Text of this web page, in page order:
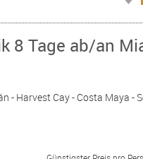
8 Tage ab/an
- Harvest Cay - Costa Maya -